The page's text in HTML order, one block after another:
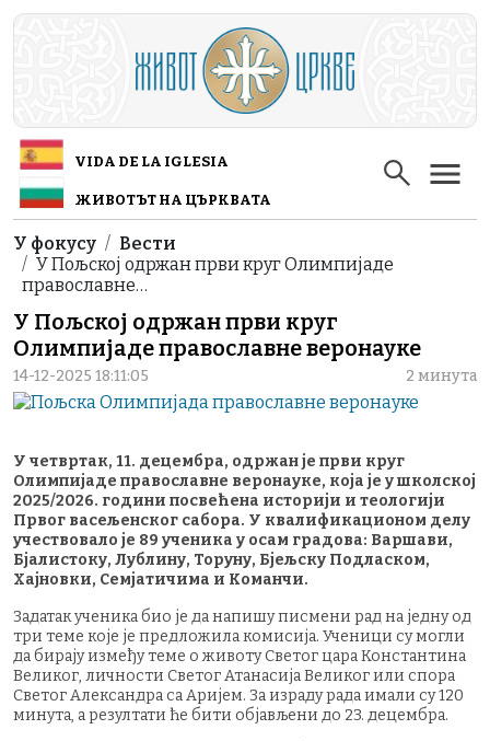
Skip to main content
VIDA DE LA IGLESIA
ЖИВОТЪТ НА ЦЪРКВАТА
Breadcrumb
У фокусу
Вести
У Пољској одржан први круг Олимпијаде
православне…
У Пољској одржан први круг
Олимпијаде православне веронауке
14-12-2025 18:11:05 2 минута
У четвртак, 11. децембра, одржан је први круг
Олимпијаде православне веронауке, која је у школској
2025/2026. години посвећена историји и теологији
Првог васељенског сабора. У квалификационом делу
учествовало је 89 ученика у осам градова: Варшави,
Бјалистоку, Лублину, Торуну, Бјељску Подласком,
Хајновки, Семјатичима и Команчи.
Задатак ученика био је да напишу писмени рад на једну од
три теме које је предложила комисија. Ученици су могли
да бирају између теме о животу Светог цара Константина
Великог, личности Светог Атанасија Великог или спора
Светог Александра са Аријем. За израду рада имали су 120
минута, а резултати ће бити објављени до 23. децембра.